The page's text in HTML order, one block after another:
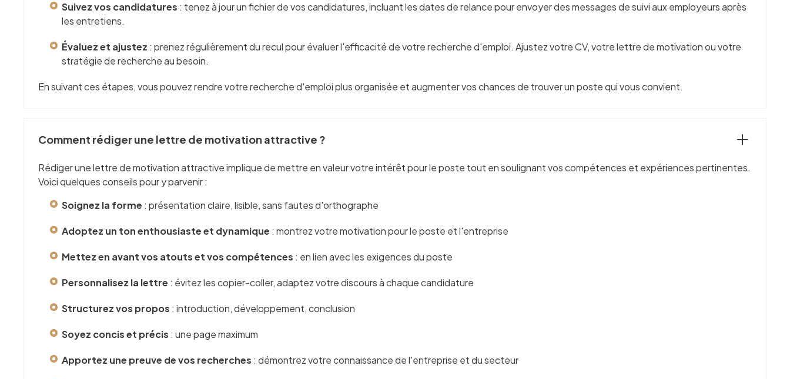
Suivez vos candidatures : tenez à jour un fichier de vos candidatures, incluant les dates de relance pour envoyer des messages de suivi aux employeurs après
les entretiens.
Évaluez et ajustez : prenez régulièrement du recul pour évaluer l'efficacité de votre recherche d'emploi. Ajustez votre CV, votre lettre de motivation ou votre
stratégie de recherche au besoin.
En suivant ces étapes, vous pouvez rendre votre recherche d'emploi plus organisée et augmenter vos chances de trouver un poste qui vous convient.
Comment rédiger une lettre de motivation attractive ?
Rédiger une lettre de motivation attractive implique de mettre en valeur votre intérêt pour le poste tout en soulignant vos compétences et expériences pertinentes.
Voici quelques conseils pour y parvenir :
Soignez la forme : présentation claire, lisible, sans fautes d'orthographe
Adoptez un ton enthousiaste et dynamique : montrez votre motivation pour le poste et l'entreprise
Mettez en avant vos atouts et vos compétences : en lien avec les exigences du poste
Personnalisez la lettre : évitez les copier-coller, adaptez votre discours à chaque candidature
Structurez vos propos : introduction, développement, conclusion
Soyez concis et précis : une page maximum
Apportez une preuve de vos recherches : démontrez votre connaissance de l'entreprise et du secteur